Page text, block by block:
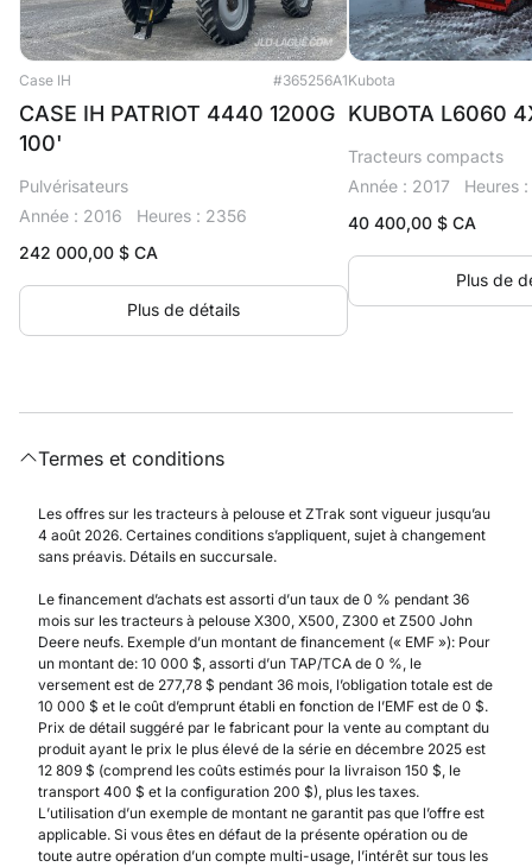
Case IH #365256A1
CASE IH PATRIOT 4440 1200G
100'
Pulvérisateurs
Année : 2016
Heures : 2356
242 000,00 $ CA
Plus de détails
Kubota
KUBOTA L6060
Tracteurs compacts
Année : 2017
Heures
40 400,00$ CA
Plus de
Termes et conditions
Les offres sur les tracteurs à pelouse et ZTrak sont vigueur jusqu’au
4 août 2026. Certaines conditions s’appliquent, sujet à changement
sans préavis. Détails en succursale.
Le financement d’achats est assorti d’un taux de 0 % pendant 36
mois sur les tracteurs à pelouse X300, X500, Z300 et Z500 John
Deere neufs. Exemple d’un montant de financement (« EMF »): Pour
un montant de: 10 000 $, assorti d’un TAP/TCA de 0 %, le
versement est de 277,78 $ pendant 36 mois, l’obligation totale est de
10 000 $ et le coût d’emprunt établi en fonction de l’EMF est de 0 $.
Prix de détail suggéré par le fabricant pour la vente au comptant du
produit ayant le prix le plus élevé de la série en décembre 2025 est
12 809 $ (comprend les coûts estimés pour la livraison 150 $, le
transport 400 $ et la configuration 200 $), plus les taxes.
L’utilisation d’un exemple de montant ne garantit pas que l’offre est
applicable. Si vous êtes en défaut de la présente opération ou de
toute autre opération d’un compte multi-usage, l’intérêt sur tous les